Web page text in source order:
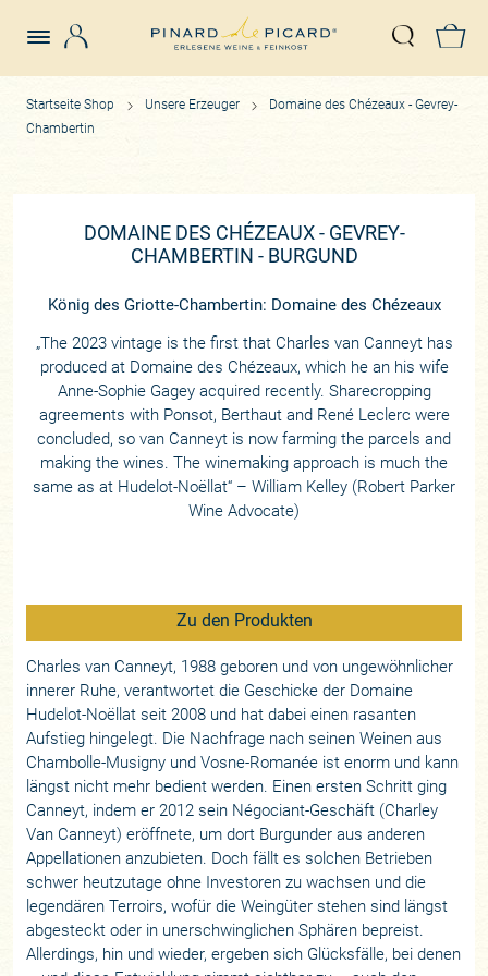
Suche
Startseite Shop Unsere Erzeuger
Domaine des Chézeaux - Gevrey-
Chambertin
DOMAINE DES CHÉZEAUX - GEVREY-
CHAMBERTIN - BURGUND
König des Griotte-Chambertin: Domaine des Chézeaux
„The 2023 vintage is the first that Charles van Canneyt has
produced at Domaine des Chézeaux, which he an his wife
Anne-Sophie Gagey acquired recently. Sharecropping
agreements with Ponsot, Berthaut and René Leclerc were
concluded, so van Canneyt is now farming the parcels and
making the wines. The winemaking approach is much the
same as at Hudelot-Noëllat“ – William Kelley (Robert Parker
Wine Advocate)
Zu den Produkten
Charles van Canneyt, 1988 geboren und von ungewöhnlicher
innerer Ruhe, verantwortet die Geschicke der Domaine
Hudelot-Noëllat seit 2008 und hat dabei einen rasanten
Aufstieg hingelegt. Die Nachfrage nach seinen Weinen aus
Chambolle-Musigny und Vosne-Romanée ist enorm und kann
längst nicht mehr bedient werden. Einen ersten Schritt ging
Canneyt, indem er 2012 sein Négociant-Geschäft (Charley
Van Canneyt) eröffnete, um dort Burgunder aus anderen
Appellationen anzubieten. Doch fällt es solchen Betrieben
schwer heutzutage ohne Investoren zu wachsen und die
legendären Terroirs, wofür die Weingüter stehen sind längst
abgesteckt oder in unerschwinglichen Sphären bepreist.
Allerdings, hin und wieder, ergeben sich Glücksfälle, bei denen